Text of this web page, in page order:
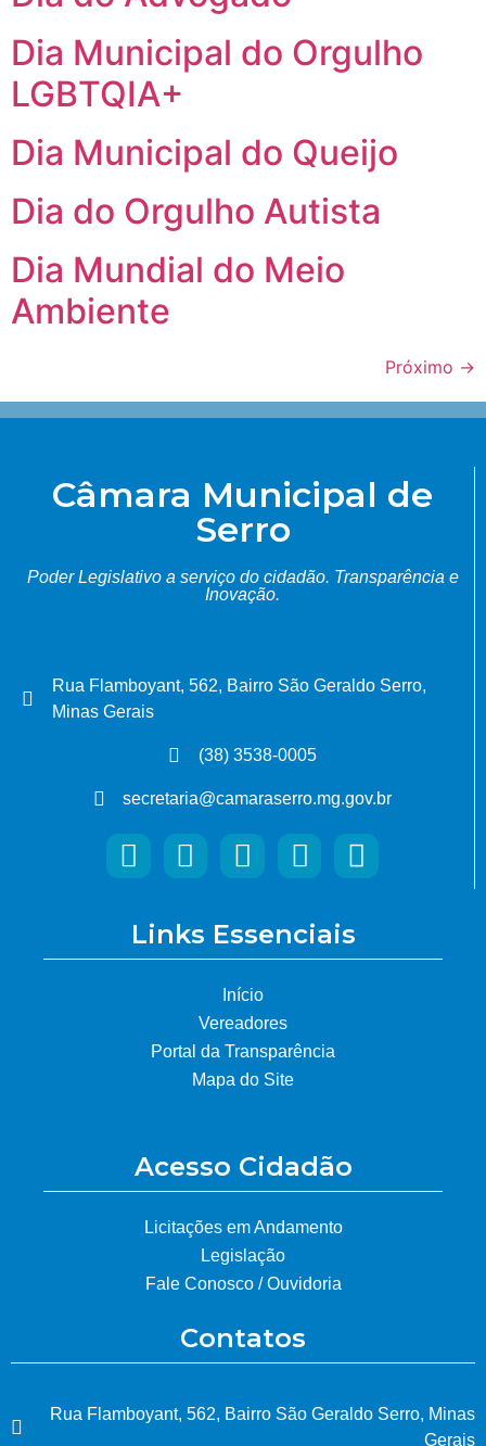
Dia Municipal do Orgulho
LGBTQIA+
Dia Municipal do Queijo
Dia do Orgulho Autista
Dia Mundial do Meio
Ambiente
Próximo →
Câmara Municipal de
Serro
Poder Legislativo a serviço do cidadão. Transparência e
Inovação.
Rua Flamboyant, 562, Bairro São Geraldo Serro,
Minas Gerais
(38) 3538-0005
secretaria@camaraserro.mg.gov.br
Links Essenciais
Início
Vereadores
Portal da Transparência
Mapa do Site
Acesso Cidadão
Licitações em Andamento
Legislação
Fale Conosco / Ouvidoria
Contatos
Rua Flamboyant, 562, Bairro São Geraldo Serro, Minas
Gerais